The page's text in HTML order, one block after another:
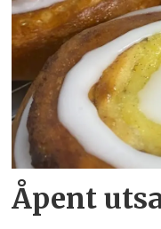
Åpent